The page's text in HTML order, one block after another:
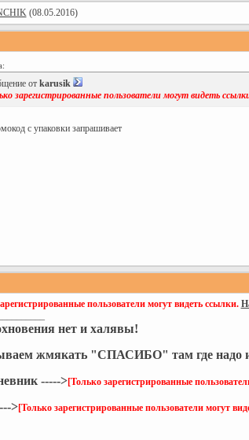
(08.05.2016)
от karusik
зарегистрированные пользователи могут видеть
с упаковки запрашивает
пользователи могут видеть ссылки.
нет и халявы!
жмякать "СПАСИБО" там где надо и
----->[Только зарегистрированные
>[Только зарегистрированные пользователи могут